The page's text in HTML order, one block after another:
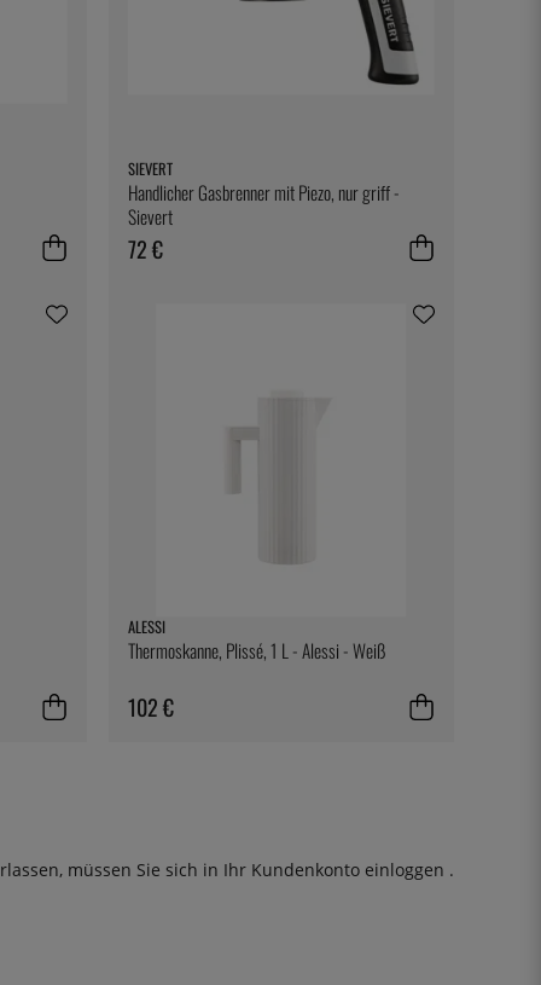
SIEVERT
Handlicher Gasbrenner mit Piezo, nur griff -
Sievert
72 €
ALESSI
Thermoskanne, Plissé, 1 L - Alessi - Weiß
102 €
müssen Sie sich in Ihr Kundenkonto einloggen .